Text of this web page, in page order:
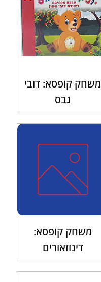
משחק קופסא: דובי
גבס
משחק קופסא:
דינוזאורים